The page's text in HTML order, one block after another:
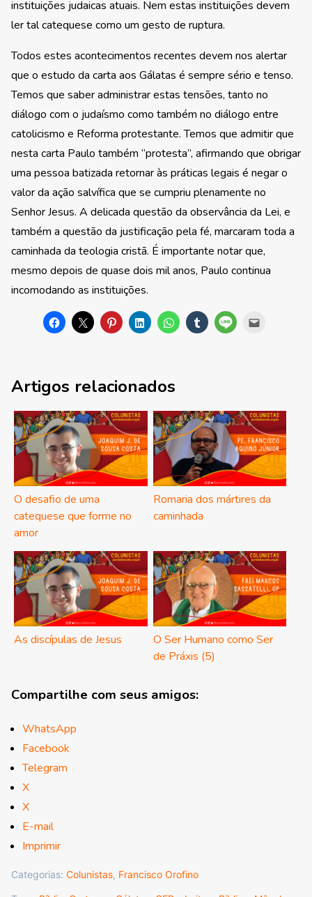
instituições judaicas atuais. Nem estas instituições devem
ler tal catequese como um gesto de ruptura.
Todos estes acontecimentos recentes devem nos alertar
que o estudo da carta aos Gálatas é sempre sério e tenso.
Temos que saber administrar estas tensões, tanto no
diálogo com o judaísmo como também no diálogo entre
catolicismo e Reforma protestante. Temos que admitir que
nesta carta Paulo também “protesta”, afirmando que obrigar
uma pessoa batizada retornar às práticas legais é negar o
valor da ação salvífica que se cumpriu plenamente no
Senhor Jesus. A delicada questão da observância da Lei, e
também a questão da justificação pela fé, marcaram toda a
caminhada da teologia cristã. É importante notar que,
mesmo depois de quase dois mil anos, Paulo continua
incomodando as instituições.
Artigos relacionados
O desafio de uma
catequese que forme no
amor
Romaria dos mártires da
caminhada
As discípulas de Jesus
O Ser Humano como Ser
de Práxis (5)
Compartilhe com seus amigos:
WhatsApp
Facebook
Telegram
X
X
E-mail
Imprimir
Categorias: Colunistas, Francisco Orofino